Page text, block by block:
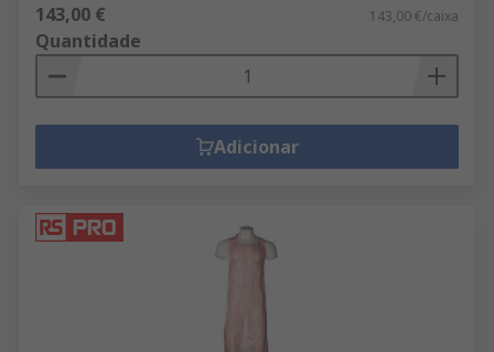
143,00 € 143,00 €/caixa
Quantidade
Adicionar